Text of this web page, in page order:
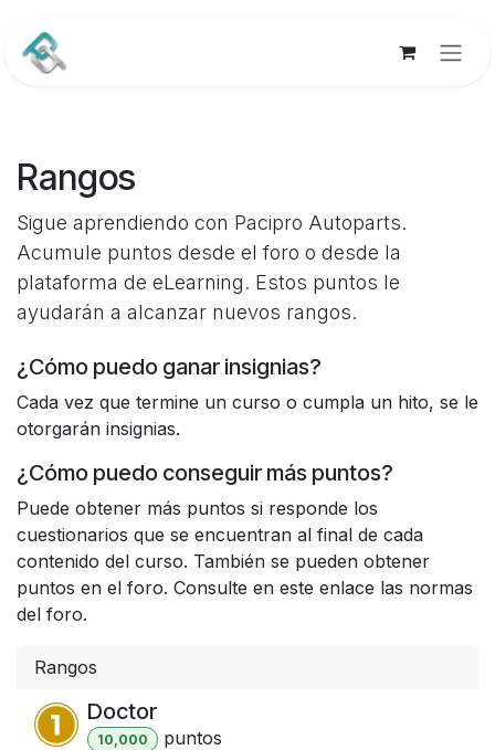
Rangos
Sigue aprendiendo con Pacipro Autoparts.
Acumule puntos desde el foro o desde la
plataforma de eLearning. Estos puntos le
ayudarán a alcanzar nuevos rangos.
¿Cómo puedo ganar insignias?
Cada vez que termine un curso o cumpla un hito, se le
otorgarán insignias.
¿Cómo puedo conseguir más puntos?
Puede obtener más puntos si responde los
cuestionarios que se encuentran al final de cada
contenido del curso. También se pueden obtener
puntos en el foro. Consulte en este enlace las normas
del foro.
Rangos
Doctor
10,000 puntos